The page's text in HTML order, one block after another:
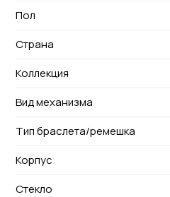
Пол
Страна
Коллекция
Вид механизма
Тип браслета/ремешка
Корпус
Стекло